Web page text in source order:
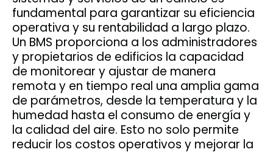
fundamental para garantizar su eficiencia
operativa y su rentabilidad a largo plazo.
Un BMS proporciona a los administradores
y propietarios de edificios la capacidad
de monitorear y ajustar de manera
remota y en tiempo real una amplia gama
de parámetros, desde la temperatura y la
humedad hasta el consumo de energía y
la calidad del aire. Esto no solo permite
reducir los costos operativos y mejorar la